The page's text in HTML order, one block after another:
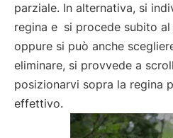
parziale. In alternativa, si
regina e si procede subito
oppure si può anche
eliminare, si provvede a
posizionarvi sopra la regina
effettivo.